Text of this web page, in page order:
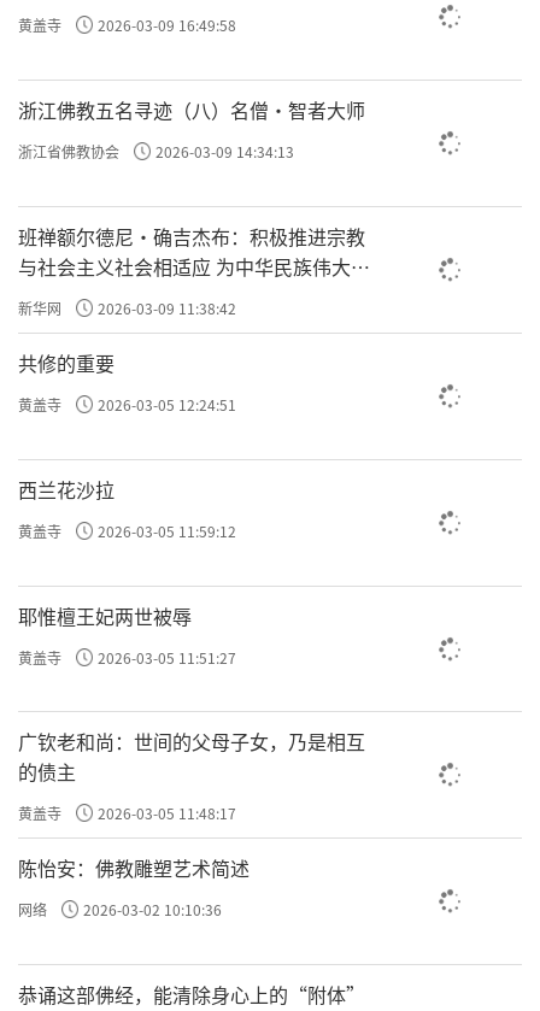
黄盖寺 2026-03-09 16:49:58
浙江佛教五名寻迹（八）名僧·智者大师
浙江省佛教协会 2026-03-09 14:34:13
班禅额尔德尼·确吉杰布：积极推进宗教
与社会主义社会相适应 为中华民族伟大复
兴贡献力量
新华网 2026-03-09 11:38:42
共修的重要
黄盖寺 2026-03-05 12:24:51
西兰花沙拉
黄盖寺 2026-03-05 11:59:12
耶惟檀王妃两世被辱
黄盖寺 2026-03-05 11:51:27
广钦老和尚：世间的父母子女，乃是相互
的债主
黄盖寺 2026-03-05 11:48:17
陈怡安：佛教雕塑艺术简述
网络 2026-03-02 10:10:36
恭诵这部佛经，能清除身心上的“附体”